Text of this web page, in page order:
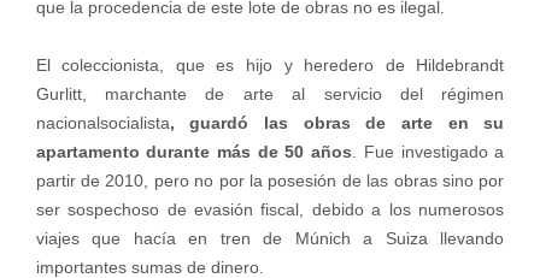
que la procedencia de este lote de obras no es ilegal.
El coleccionista, que es hijo y heredero de Hildebrandt
Gurlitt, marchante de arte al servicio del régimen
nacionalsocialista, guardó las obras de arte en su
apartamento durante más de 50 años . Fue investigado a
partir de 2010, pero no por la posesión de las obras sino por
ser sospechoso de evasión fiscal, debido a los numerosos
viajes que hacía en tren de Múnich a Suiza llevando
importantes sumas de dinero.